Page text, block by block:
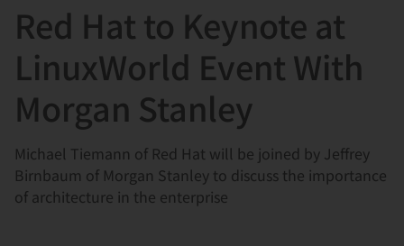
Red Hat to Keynote at
LinuxWorld Event With
Morgan Stanley
Michael Tiemann of Red Hat will be joined by Jeffrey
Birnbaum of Morgan Stanley to discuss the importance
of architecture in the enterprise